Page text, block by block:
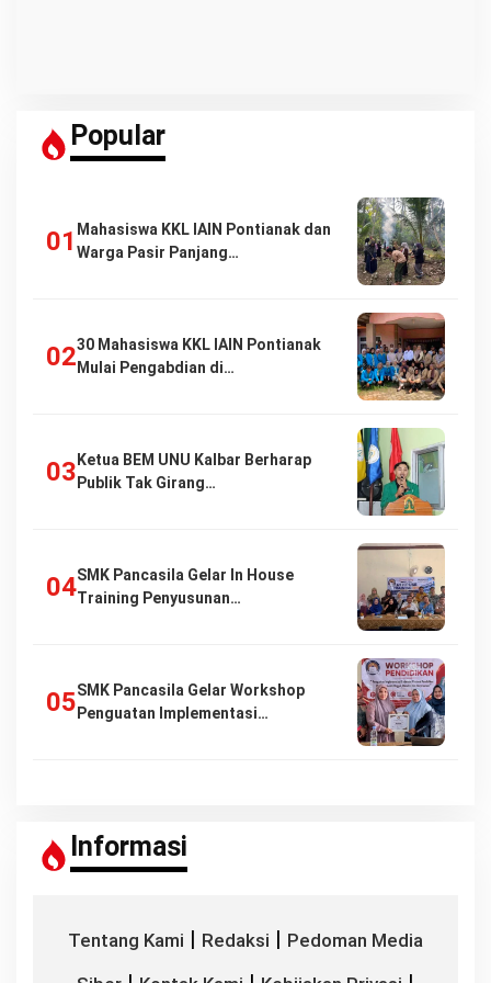
Popular
Mahasiswa KKL IAIN Pontianak dan
Warga Pasir Panjang…
30 Mahasiswa KKL IAIN Pontianak
Mulai Pengabdian di…
Ketua BEM UNU Kalbar Berharap
Publik Tak Girang…
SMK Pancasila Gelar In House
Training Penyusunan…
SMK Pancasila Gelar Workshop
Penguatan Implementasi…
Informasi
Tentang Kami | Redaksi | Pedoman Media